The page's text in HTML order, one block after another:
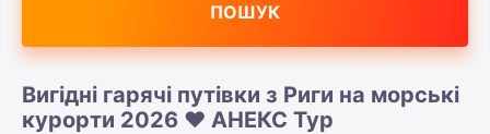
ПОШУК
Вигідні гарячі путівки з Риги на морські
курорти 2026 ❤️ АНЕКС Тур